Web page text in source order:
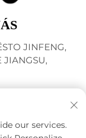
JINFENG,
JIANGSU,
our services.